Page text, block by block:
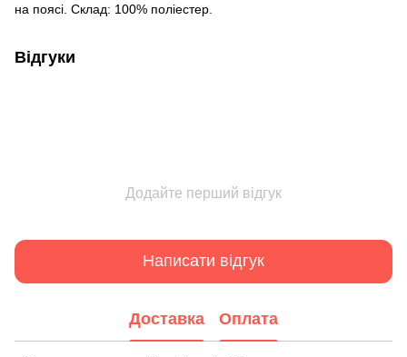
на поясі. Склад: 100% поліестер.
Відгуки
Додайте перший відгук
Написати відгук
Доставка Оплата